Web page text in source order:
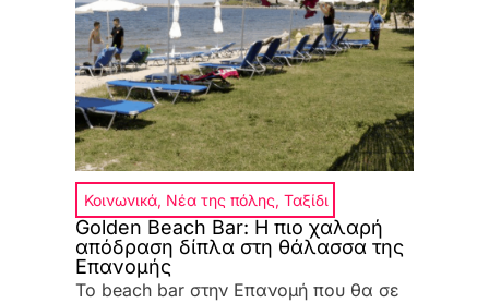
Κοινωνικά, Νέα της πόλης, Ταξίδι
Golden Beach Bar: Η πιο χαλαρή
απόδραση δίπλα στη θάλασσα της
Επανομής
Το beach bar στην Επανομή που θα σε